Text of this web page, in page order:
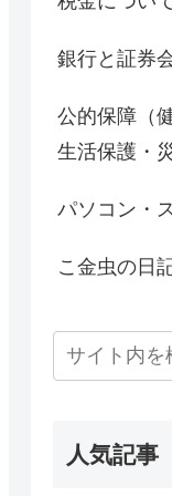
銀行と証券
公的保障（
生活保護・
パソコン・
こ金虫の日
人気記事